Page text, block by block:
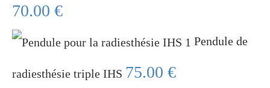
70.00 €
Pendule de
radiesthésie triple IHS 75.00 €